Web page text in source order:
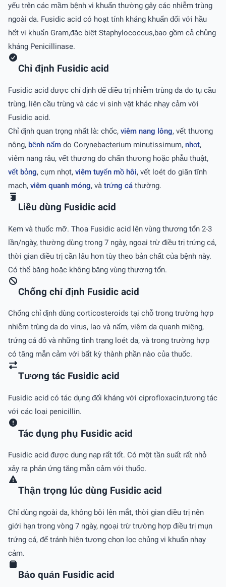
yếu trên các mầm bệnh vi khuẩn thường gây các nhiễm trùng
ngoài da. Fusidic acid có hoạt tính kháng khuẩn đối với hầu
hết vi khuẩn Gram,đặc biệt Staphylococcus,bao gồm cả chủng
kháng Penicillinase.
Chỉ định Fusidic acid
Fusidic acid được chỉ định để điều trị nhiễm trùng da do tụ cầu
trùng, liên cầu trùng và các vi sinh vật khác nhạy cảm với
Fusidic acid.
Chỉ định quan trọng nhất là: chốc, viêm nang lông, vết thương
nông, bệnh nấm do Corynebacterium minutissimum, nhọt,
viêm nang râu, vết thương do chấn thương hoặc phẫu thuật,
vết bỏng, cụm nhọt, viêm tuyến mồ hôi, vết loét do giãn tĩnh
mạch, viêm quanh móng, và trứng cá thường.
Liều dùng Fusidic acid
Kem và thuốc mỡ. Thoa Fusidic acid lên vùng thương tổn 2-3
lần/ngày, thường dùng trong 7 ngày, ngoại trừ điều trị trứng cá,
thời gian điều trị cần lâu hơn tùy theo bản chất của bệnh này.
Có thể băng hoặc không băng vùng thương tổn.
Chống chỉ định Fusidic acid
Chống chỉ định dùng corticosteroids tại chỗ trong trường hợp
nhiễm trùng da do virus, lao và nấm, viêm da quanh miệng,
trứng cá đỏ và những tình trạng loét da, và trong trường hợp
có tăng mẫn cảm với bất kỳ thành phần nào của thuốc.
Tương tác Fusidic acid
Fusidic acid có tác dụng đối kháng với ciprofloxacin,tương tác
với các loại penicillin.
Tác dụng phụ Fusidic acid
Fusidic acid được dung nạp rất tốt. Có một tần suất rất nhỏ
xảy ra phản ứng tăng mẫn cảm với thuốc.
Thận trọng lúc dùng Fusidic acid
Chỉ dùng ngoài da, không bôi lên mắt, thời gian điều trị nên
giới hạn trong vòng 7 ngày, ngoại trừ trường hợp điều trị mụn
trứng cá, để tránh hiện tượng chọn lọc chủng vi khuẩn nhạy
cảm.
Bảo quản Fusidic acid